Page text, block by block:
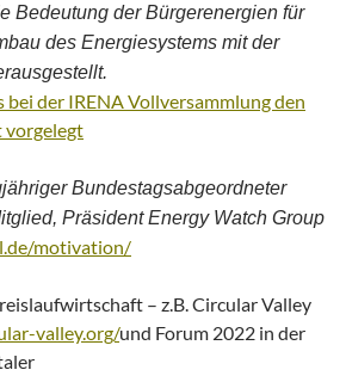
Bedeutung der Bürgerenergien für
des Energiesystems mit der
bei der IRENA Vollversammlung den
vorgelegt
Bundestagsabgeordneter
Präsident Energy Watch Group
motivation/
– z.B. Circular Valley
valley.org/und Forum 2022 in der